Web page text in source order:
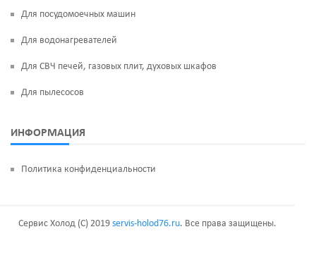
Для посудомоечных машин
Для водонагревателей
Для СВЧ печей, газовых плит, духовых шкафов
Для пылесосов
ИНФОРМАЦИЯ
Политика конфиденциальности
Сервис Холод (C) 2019 servis-holod76.ru. Все права защищены.